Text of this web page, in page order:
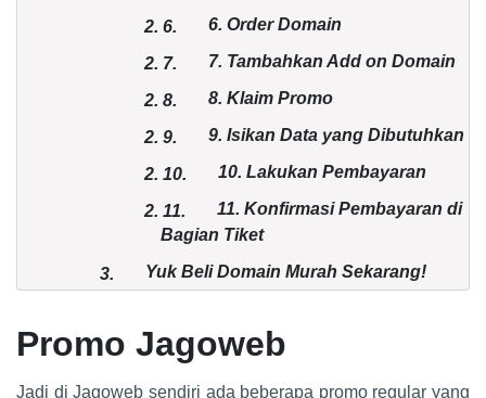
2. 6. 6. Order Domain
2. 7. 7. Tambahkan Add on Domain
2. 8. 8. Klaim Promo
2. 9. 9. Isikan Data yang Dibutuhkan
2. 10. 10. Lakukan Pembayaran
2. 11.
11. Konfirmasi Pembayaran di
Bagian Tiket
3. Yuk Beli Domain Murah Sekarang!
Promo Jagoweb
Jadi di Jagoweb sendiri ada beberapa promo regular yang